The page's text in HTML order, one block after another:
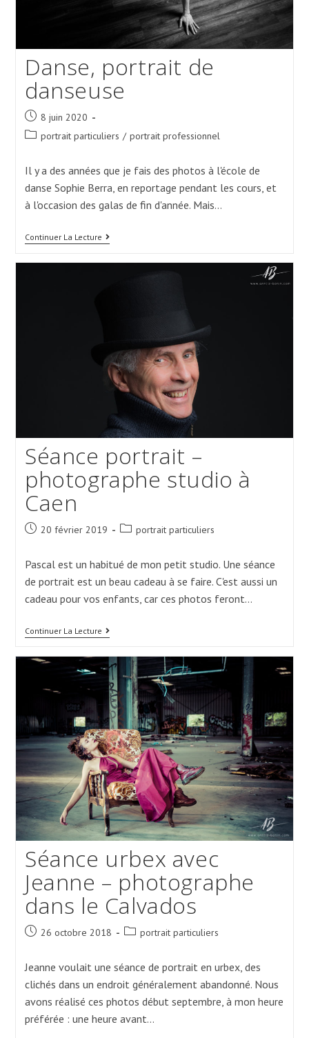
Danse, portrait de
danseuse
Post
published:
8 juin 2020
Postportrait particuliers / portrait professionnel
Il y a des années que je fais des photos à l'école de
danse Sophie Berra, en reportage pendant les cours, et
à l'occasion des galas de fin d'année. Mais…
Continuer La LectureDanse,
Séance portrait –
photographe studio à
Caen
Post 20 février 2019
Postportrait particuliers
Pascal est un habitué de mon petit studio. Une séance
de portrait est un beau cadeau à se faire. C'est aussi un
cadeau pour vos enfants, car ces photos feront…
Continuer La LectureSéance
Portrait
Photographe
Studio
Caen
Séance urbex avec
Jeanne – photographe
dans le Calvados
Post 26 octobre 2018
Postportrait particuliers
Jeanne voulait une séance de portrait en urbex, des
clichés dans un endroit généralement abandonné. Nous
avons réalisé ces photos début septembre, à mon heure
préférée : une heure avant…